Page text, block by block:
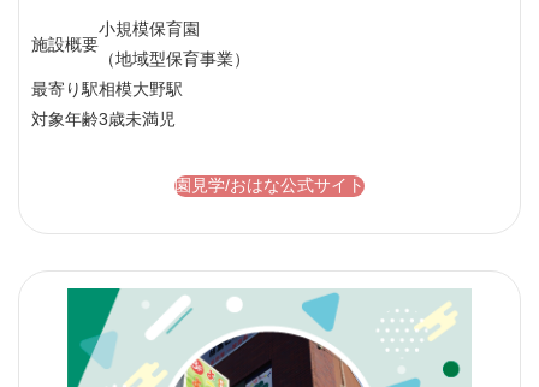
施設概要
小規模保育園
（地域型保育事業）
最寄り駅相模大野駅
対象年齢3歳未満児
園見学/おはな公式サイト